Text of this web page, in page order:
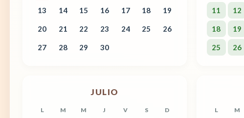
13 14 15 16 17 18 19
20 21 22 23 24 25 26
27 28 29 30
11 12
18 19
25 26
JULIO
L M M J V S D L M